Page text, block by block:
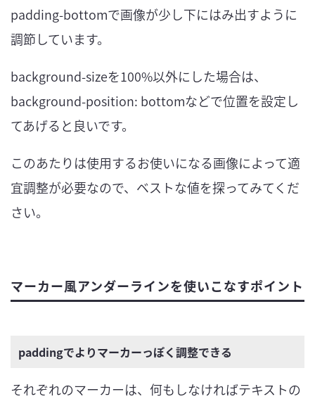
padding-bottomで画像が少し下にはみ出すように
調節しています。
background-sizeを100%以外にした場合は、
background-position: bottomなどで位置を設定し
てあげると良いです。
このあたりは使用するお使いになる画像によって適
宜調整が必要なので、ベストな値を探ってみてくだ
さい。
マーカー風アンダーラインを使いこなすポイント
paddingでよりマーカーっぽく調整できる
それぞれのマーカーは、何もしなければテキストの